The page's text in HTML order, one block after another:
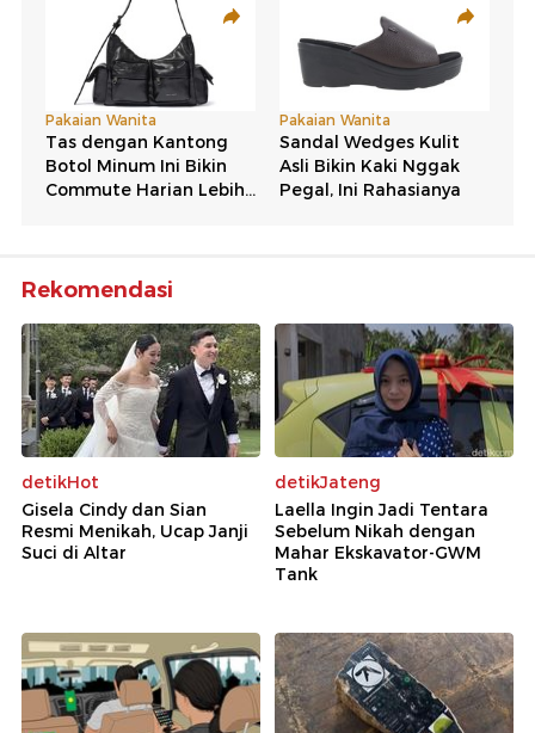
Rekomendasi
detikHot
Gisela Cindy dan Sian
Resmi Menikah, Ucap Janji
Suci di Altar
detikJateng
Laella Ingin Jadi Tentara
Sebelum Nikah dengan
Mahar Ekskavator-GWM
Tank